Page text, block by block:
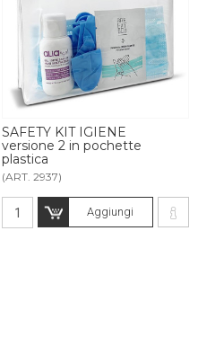
SAFETY KIT IGIENE
versione 2 in pochette
plastica
(ART. 2937)
Aggiungi